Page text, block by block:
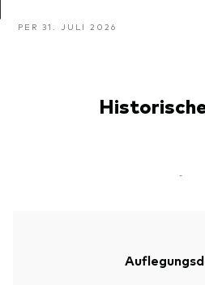
PER 31. JULI 2026
-